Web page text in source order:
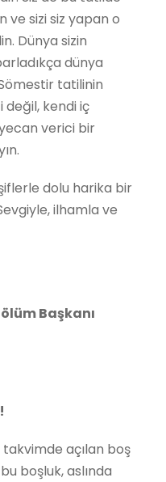
ve sizi siz yapan o
Dünya sizin
dünya
tatilinin
kendi iç
verici bir
dolu harika bir
ilhamla ve
Başkanı
açılan boş
boşluk, aslında